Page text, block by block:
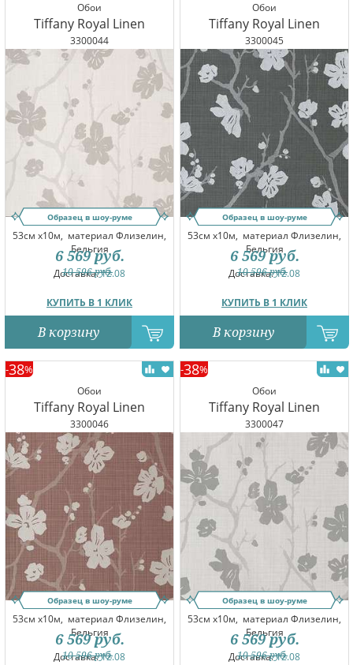
Обои
Tiffany Royal Linen
3300044
Образец в шоу-руме
53см x10м, материал Флизелин,
Бельгия
Доставка:12.08
КУПИТЬ В 1 КЛИК
10 596руб.
6 569 руб.
В корзину
Обои
Tiffany Royal Linen
3300045
Образец в шоу-руме
53см x10м, материал Флизелин,
Бельгия
Доставка:12.08
КУПИТЬ В 1 КЛИК
10 596руб.
6 569 руб.
В корзину
Обои
Tiffany Royal Linen
3300046
-38%
Образец в шоу-руме
53см x10м, материал Флизелин,
Бельгия
Доставка:12.08
10 596руб.
6 569 руб.
Обои
Tiffany Royal Linen
3300047
-38%
Образец в шоу-руме
53см x10м, материал Флизелин,
Бельгия
Доставка:12.08
10 596руб.
6 569 руб.